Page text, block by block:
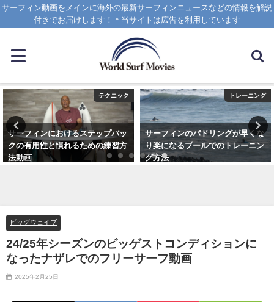
サーフィン動画をメインに海外の最新サーフィンニュースなどの情報を解説
付きでお届けします！＊当サイトは広告を利用しています
テクニック
サーフィンにおけるステップバッ
クの有用性と慣れるための練習方
法動画
トレーニング
サーフィンのパドリングが早くな
り楽になるプールでのトレーニン
グ方法
ビッグウェイブ
24/25年シーズンのビッゲストコンディションに
なったナザレでのフリーサーフ動画
2025年2月25日